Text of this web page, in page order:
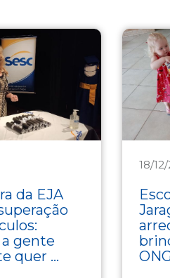
da EJA
a gente
quer ...
18/